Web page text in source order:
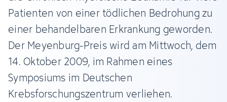
Patienten von einer tödlichen Bedrohung zu
einer behandelbaren Erkrankung geworden.
Der Meyenburg-Preis wird am Mittwoch, dem
14. Oktober 2009, im Rahmen eines
Symposiums im Deutschen
Krebsforschungszentrum verliehen.